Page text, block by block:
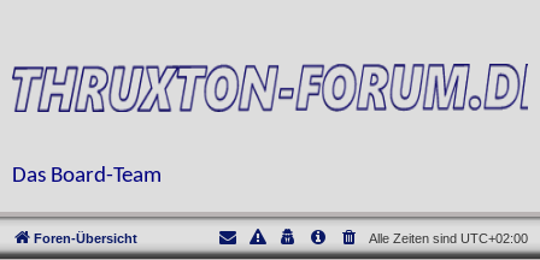
Das Board-Team
Foren-Übersicht Alle Zeiten sind UTC+02:00